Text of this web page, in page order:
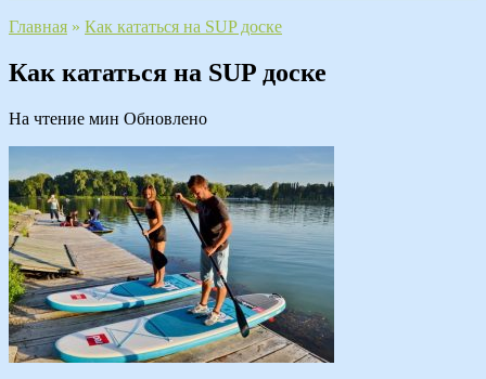
Главная » Как кататься на SUP доске
Как кататься на SUP доске
На чтение мин Обновлено